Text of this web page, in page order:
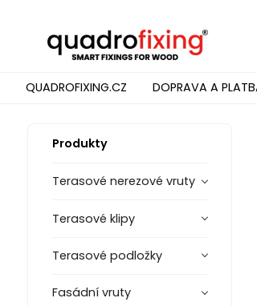
QUADROFIXING.CZ DOPRAVA A
Produkty
Terasové nerezové vruty
Terasové klipy
Terasové podložky
Fasádní vruty